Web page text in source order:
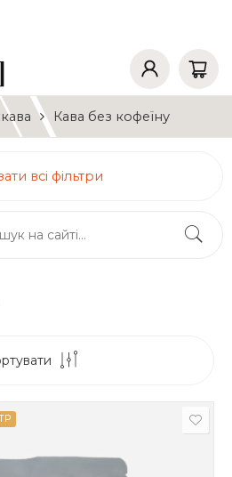
Кава без кофеїну
всі фільтри